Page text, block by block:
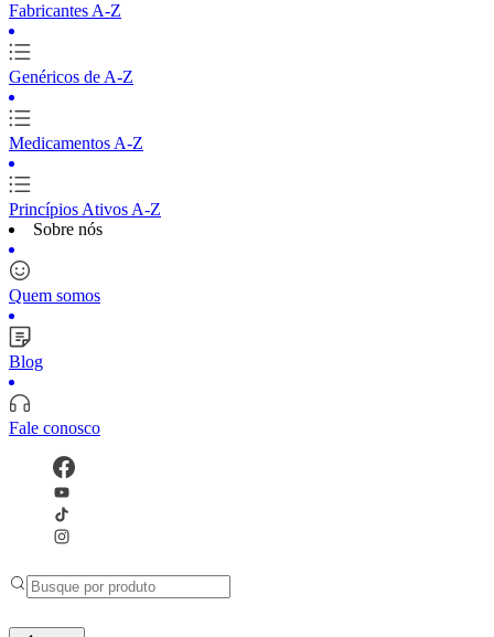
Fabricantes A-Z
Genéricos de A-Z
Medicamentos A-Z
Princípios Ativos A-Z
Sobre nós
Quem somos
Blog
Fale conosco